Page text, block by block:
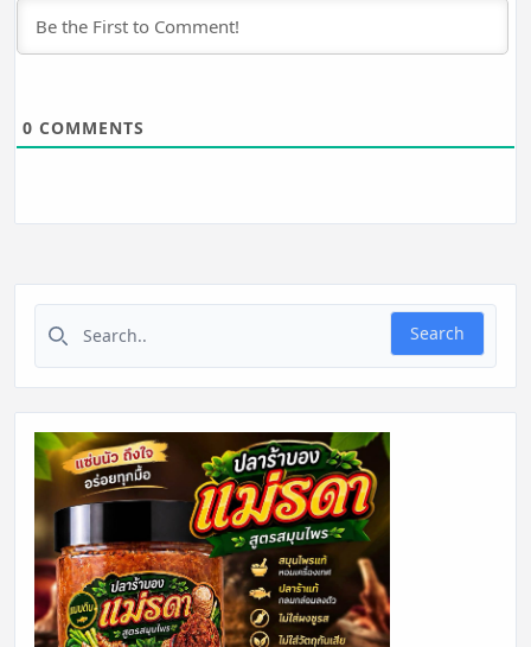
0 COMMENTS
Search for:
Search